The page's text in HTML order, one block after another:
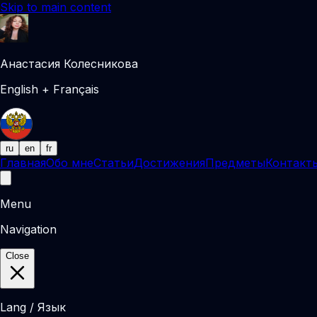
Skip to main content
Анастасия Колесникова
English + Français
ru en fr
ГлавнаяОбо мнеСтатьиДостиженияПредметы
Menu
Navigation
Close
Lang / Язык